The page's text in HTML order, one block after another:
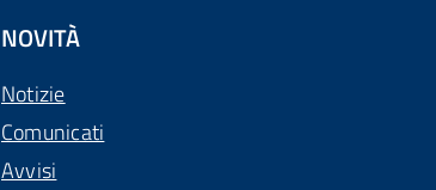
NOVITÀ
Notizie
Comunicati
Avvisi